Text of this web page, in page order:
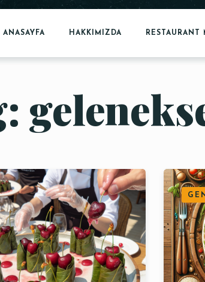
ANASAYFA HAKKIMIZDA RESTAURANT